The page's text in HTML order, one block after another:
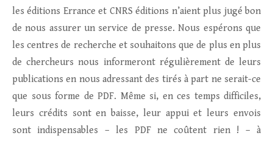
les éditions Errance et CNRS éditions n’aient plus jugé bon
de nous assurer un service de presse. Nous espérons que
les centres de recherche et souhaitons que de plus en plus
de chercheurs nous informeront régulièrement de leurs
publications en nous adressant des tirés à part ne serait-ce
que sous forme de PDF. Même si, en ces temps difficiles,
leurs crédits sont en baisse, leur appui et leurs envois
sont indispensables – les PDF ne coûtent rien ! – à